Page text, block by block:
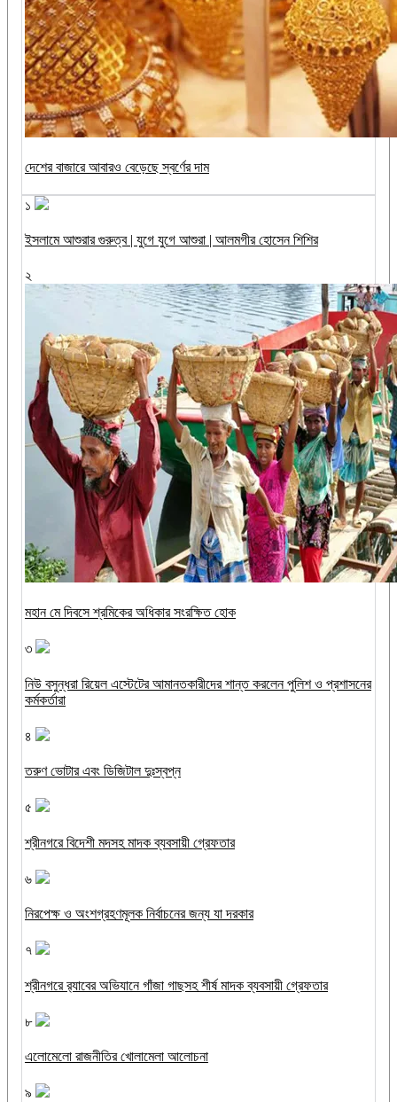
দেশের বাজারে আবারও বেড়েছে স্বর্ণের দাম
১
ইসলামে আশুরার গুরুত্ব | যুগে যুগে আশুরা | আলমগীর হোসেন শিশির
২
মহান মে দিবসে শ্রমিকের অধিকার সংরক্ষিত হোক
৩
নিউ বসুন্ধরা রিয়েল এস্টেটের আমানতকারীদের শান্ত করলেন পুলিশ ও প্রশাসনের
কর্মকর্তারা
৪
তরুণ ভোটার এবং ডিজিটাল দুঃস্বপ্ন
৫
শ্রীনগরে বিদেশী মদসহ মাদক ব্যবসায়ী গ্রেফতার
৬
নিরপেক্ষ ও অংশগ্রহণমূলক নির্বাচনের জন্য যা দরকার
৭
শ্রীনগরে র‌্যাবের অভিযানে গাঁজা গাছসহ শীর্ষ মাদক ব্যবসায়ী গ্রেফতার
৮
এলোমেলো রাজনীতির খোলামেলা আলোচনা
৯